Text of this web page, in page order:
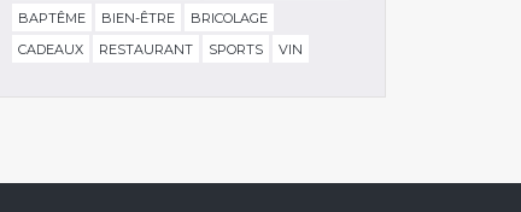
BAPTÊME
BIEN-ÊTRE
BRICOLAGE
CADEAUX
RESTAURANT SPORTS VIN